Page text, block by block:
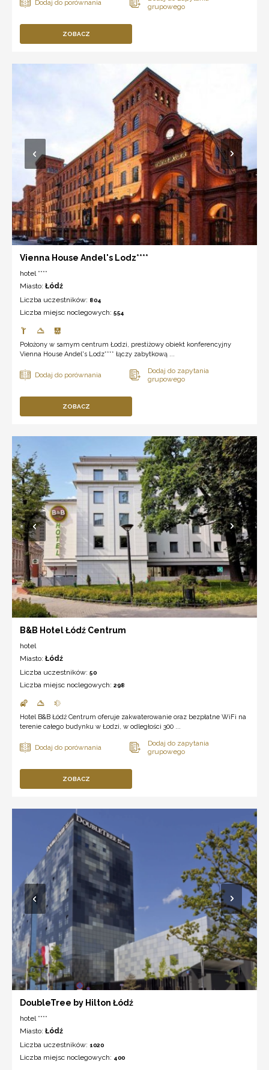
ZOBACZ
Vienna House Andel's Lodz****
hotel ****
Miasto: Łódź
Liczba uczestników: 804
Liczba miejsc noclegowych: 554
Położony w samym centrum Łodzi, prestiżowy obiekt konferencyjny
Vienna House Andel's Lodz**** łączy zabytkową ...
ZOBACZ
B&B Hotel Łódź Centrum
hotel
Miasto: Łódź
Liczba uczestników: 50
Liczba miejsc noclegowych: 298
Hotel B&B Łódź Centrum oferuje zakwaterowanie oraz bezpłatne WiFi na
terenie całego budynku w Łodzi, w odległości 300 ...
ZOBACZ
DoubleTree by Hilton Łódź
hotel ****
Miasto: Łódź
Liczba uczestników: 1020
Liczba miejsc noclegowych: 400